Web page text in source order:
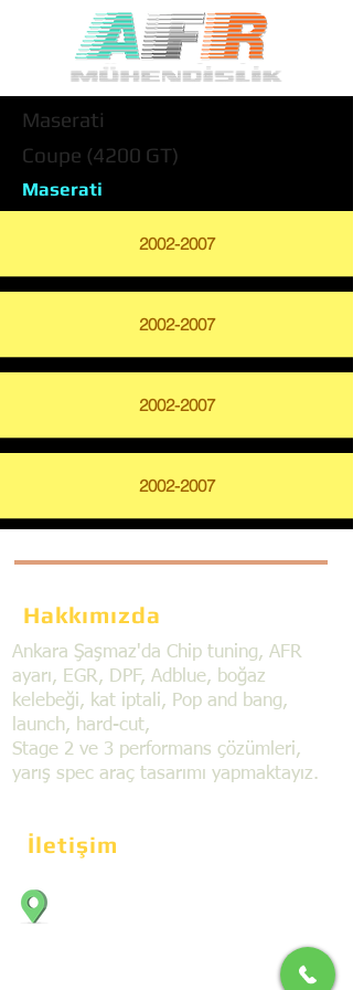
Maserati
Coupe (4200 GT)
Maserati
2002-2007
2002-2007
2002-2007
2002-2007
Hakkımızda
Ankara Şaşmaz'da Chip tuning, AFR
ayarı, EGR, DPF, Adblue, boğaz
kelebeği, kat iptali, Pop and bang,
launch, hard-cut,
Stage 2 ve 3 performans çözümleri,
yarış spec araç tasarımı yapmaktayız.
İletişim